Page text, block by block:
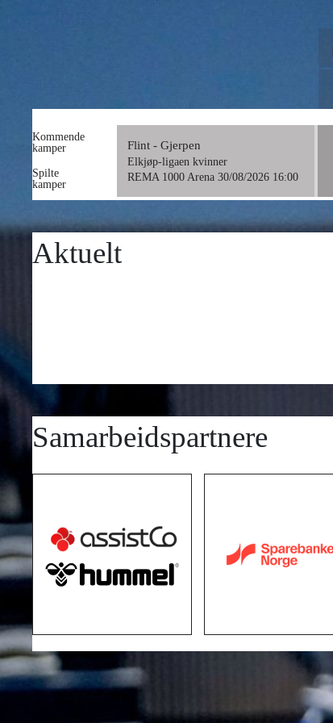
Kommende
kamper
Spilte
kamper
Flint - Gjerpen
Elkjøp-ligaen kvinner
REMA 1000 Arena 30/08/2026 16:00
Aktuelt
Samarbeidspartnere